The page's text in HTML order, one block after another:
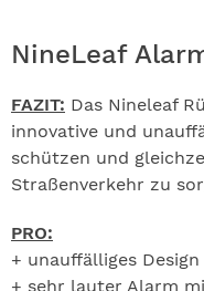
NineLeaf
FAZIT: Das Nineleaf
innovative und
schützen und
Straßenverkehr zu
PRO:
+ unauffälliges
+ sehr lauter Alarm